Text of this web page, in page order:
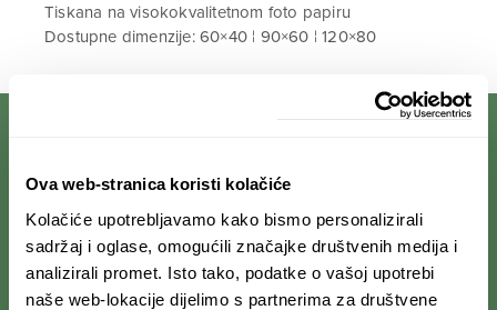
Ova web-stranica koristi kolačiće
Kolačiće upotrebljavamo kako bismo personalizirali
sadržaj i oglase, omogućili značajke društvenih medija i
analizirali promet. Isto tako, podatke o vašoj upotrebi
naše web-lokacije dijelimo s partnerima za društvene
Tiskana na visokokvalitetnom foto papiru
Dostupne dimenzije: 60×40 ¦ 90×60 ¦ 120×80
Prihvaćam da se moji podaci spremaju u bazu
podataka i koriste u svrhu slanja KEK
newslettera